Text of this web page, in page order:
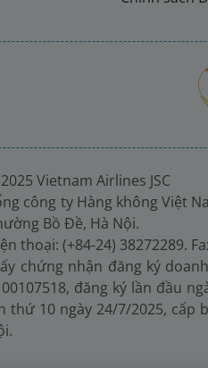
Vietnam Airlines JSC
công ty Hàng không Việt
Bồ Đề, Hà Nội.
thoại: (+84-24) 38272289.
chứng nhận đăng ký
đăng ký lần đầu
thứ 10 ngày 24/7/2025, cấp